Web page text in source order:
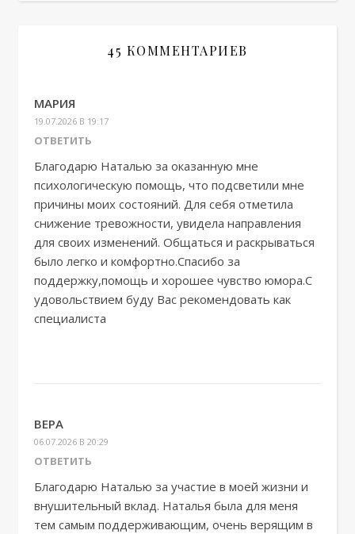
45 КОММЕНТАРИЕВ
МАРИЯ
19.07.2026 В 19:17
ОТВЕТИТЬ
Благодарю Наталью за оказанную мне
психологическую помощь, что подсветили мне
причины моих состояний. Для себя отметила
снижение тревожности, увидела направления
для своих изменений. Общаться и раскрываться
было легко и комфортно.Спасибо за
поддержку,помощь и хорошее чувство юмора.С
удовольствием буду Вас рекомендовать как
специалиста
ВЕРА
06.07.2026 В 20:29
ОТВЕТИТЬ
Благодарю Наталью за участие в моей жизни и
внушительный вклад. Наталья была для меня
тем самым поддерживающим, очень верящим в